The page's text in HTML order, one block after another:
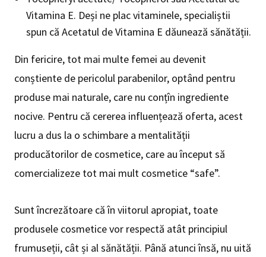
Vitamina E. Deși ne plac vitaminele, specialiștii
spun că Acetatul de Vitamina E dăunează sănătății.
Din fericire, tot mai multe femei au devenit
conștiente de pericolul parabenilor, optând pentru
produse mai naturale, care nu conțîn ingrediente
nocive. Pentru că cererea influențează oferta, acest
lucru a dus la o schimbare a mentalității
producătorilor de cosmetice, care au început să
comercializeze tot mai mult cosmetice “safe”.
Sunt încrezătoare că în viitorul apropiat, toate
produsele cosmetice vor respectă atât principiul
frumuseții, cât și al sănătății. Până atunci însă, nu uită